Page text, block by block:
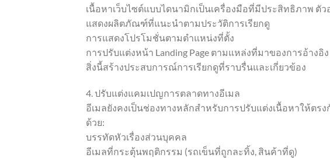
เนื้อหาเว็บไซต์แบบไดนามิกเป็นเครื่องมือที่มีประสิทธิภาพ ตัว
แสดงผลิตภัณฑ์ที่แนะนำตามประวัติการเรียกดู
การแสดงโปรโมชั่นตามตำแหน่งที่ตั้ง
การปรับแต่งหน้า Landing Page ตามแหล่งที่มาของการอ้างอิง
สิ่งนี้สร้างประสบการณ์การเรียกดูที่ราบรื่นและเกี่ยวข้อง
4. ปรับแต่งแคมเปญการตลาดทางอีเมล
อีเมลยังคงเป็นช่องทางหลักสำหรับการปรับแต่งเนื้อหาให้ต
ด้วย:
บรรทัดหัวเรื่องส่วนบุคคล
อีเมลที่กระตุ้นพฤติกรรม (รถเข็นที่ถูกละทิ้ง, สินค้าที่ดู)